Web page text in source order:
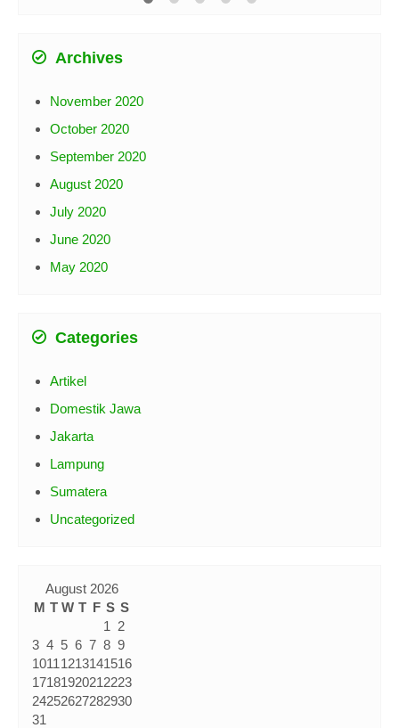
Archives
November 2020
October 2020
September 2020
August 2020
July 2020
June 2020
May 2020
Categories
Artikel
Domestik Jawa
Jakarta
Lampung
Sumatera
Uncategorized
August 2026
M T W T F S S
1
2
3 4 5 6 7 8 9
1011 1213141516
17181920212223
24252627282930
31